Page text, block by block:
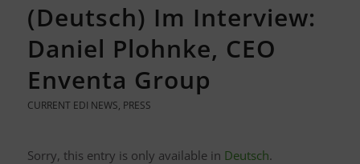
(Deutsch) Im Interview:
Daniel Plohnke, CEO
Enventa Group
CURRENT EDI NEWS, PRESS
Sorry, this entry is only available in Deutsch.